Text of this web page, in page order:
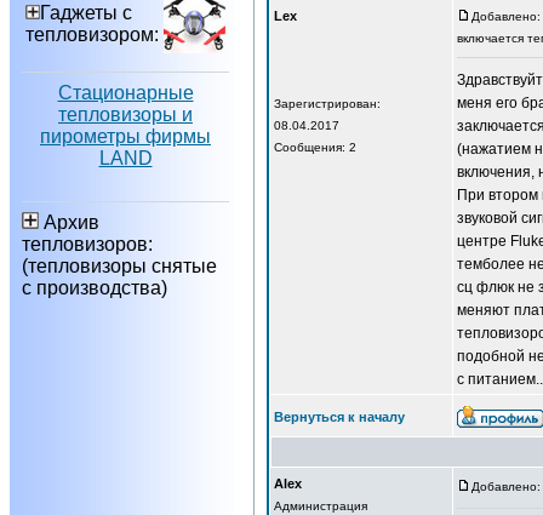
Гаджеты с
тепловизором:
Стационарные
тепловизоры и
пирометры фирмы
LAND
Архив
тепловизоров:
(тепловизоры снятые
с производства)
Lex
Зарегистрирован:
08.04.2017
Сообщения: 2
включается
меня его
(нажатием
включения,
При втором
звуковой
центре
темболее
сц флюк не
меняют
подобной
с
Вернуться к началу
Alex
Администрация